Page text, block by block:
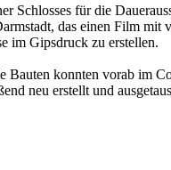
Schlosses für die
das einen Film
im Gipsdruck zu erstellen.
konnten vorab im
neu erstellt und